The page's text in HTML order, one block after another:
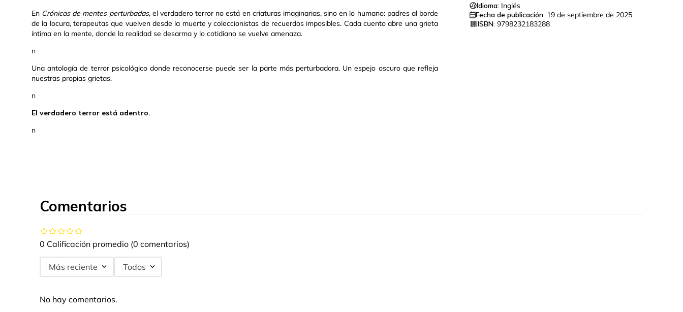
En Crónicas de mentes perturbadas, el verdadero terror no está en criaturas imaginarias, sino en lo humano: padres al borde
de la locura, terapeutas que vuelven desde la muerte y coleccionistas de recuerdos imposibles. Cada cuento abre una grieta
íntima en la mente, donde la realidad se desarma y lo cotidiano se vuelve amenaza.
n
Una antología de terror psicológico donde reconocerse puede ser la parte más perturbadora. Un espejo oscuro que refleja
nuestras propias grietas.
n
El verdadero terror está adentro.
n
Idioma: Inglés
Fecha de publicación: 19 de septiembre de 2025
ISBN: 9798232183288
Comentarios
0 Calificación promedio (0 comentarios)
Más reciente Todos
No hay comentarios.